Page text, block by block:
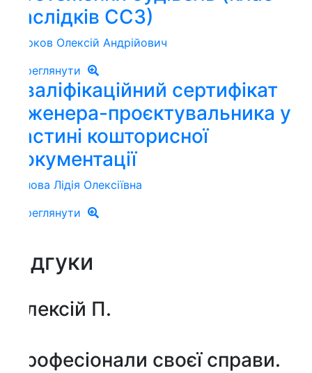
СС3)
Олексій Андрійович
сертифікат
проєктувальника у
кошторисної
Лідія Олексіївна
П.
своєї справи.